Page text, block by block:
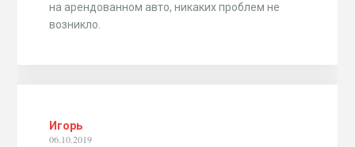
на арендованном авто, никаких проблем не
возникло.
Игорь
06.10.2019